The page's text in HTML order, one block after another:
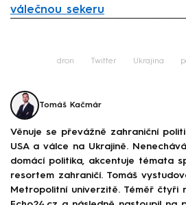
válečnou sekeru
dron Twitter Ukrajina
Tomáš Kačmár
Věnuje se převážně zahraniční
USA a válce na Ukrajině.
domácí politika, akcentuje témata
resortem zahraničí. Tomáš
Metropolitní univerzitě. Téměř čtyři